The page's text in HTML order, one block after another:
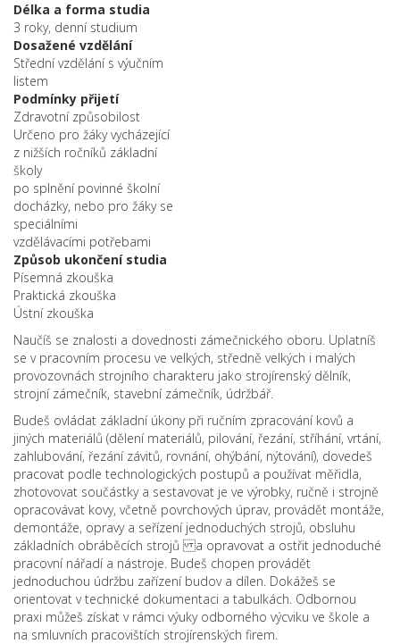
Délka a forma studia
3 roky, denní studium
Dosažené vzdělání
Střední vzdělání s výučním
listem
Podmínky přijetí
Zdravotní způsobilost
Určeno pro žáky vycházející
z nižších ročníků základní
školy
po splnění povinné školní
docházky, nebo pro žáky se
speciálními
vzdělávacími potřebami
Způsob ukončení studia
Písemná zkouška
Praktická zkouška
Ústní zkouška
Naučíš se znalosti a dovednosti zámečnického oboru. Uplatníš
se v pracovním procesu ve velkých, středně velkých i malých
provozovnách strojního charakteru jako strojírenský dělník,
strojní zámečník, stavební zámečník, údržbář.
Budeš ovládat základní úkony při ručním zpracování kovů a
jiných materiálů (dělení materiálů, pilování, řezání, stříhání, vrtání,
zahlubování, řezání závitů, rovnání, ohýbání, nýtování), dovedeš
pracovat podle technologických postupů a používat měřidla,
zhotovovat součástky a sestavovat je ve výrobky, ručně i strojně
opracovávat kovy, včetně povrchových úprav, provádět montáže,
demontáže, opravy a seřízení jednoduchých strojů, obsluhu
základních obráběcích strojů a opravovat a ostřit jednoduché
pracovní nářadí a nástroje. Budeš chopen provádět
jednoduchou údržbu zařízení budov a dílen. Dokážeš se
orientovat v technické dokumentaci a tabulkách. Odbornou
praxi můžeš získat v rámci výuky odborného výcviku ve škole a
na smluvních pracovištích strojírenských firem.